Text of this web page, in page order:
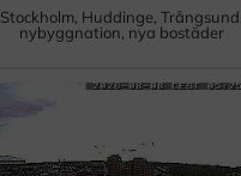
Stockholm, Huddinge, Trångsund,
nybyggnation, nya bostäder